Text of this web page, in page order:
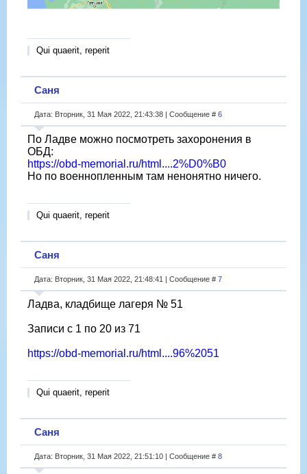
Qui quaerit, reperit
Саня
Дата: Вторник, 31 Мая 2022, 21:43:38 | Сообщение # 6
По Ладве можно посмотреть захоронения в
ОБД:
https://obd-memorial.ru/html....2%D0%B0
Но по военнопленным там ненонятно ничего.
Qui quaerit, reperit
Саня
Дата: Вторник, 31 Мая 2022, 21:48:41 | Сообщение # 7
Ладва, кладбище лагеря № 51
Записи с 1 по 20 из 71
https://obd-memorial.ru/html....96%2051
Qui quaerit, reperit
Саня
Дата: Вторник, 31 Мая 2022, 21:51:10 | Сообщение # 8